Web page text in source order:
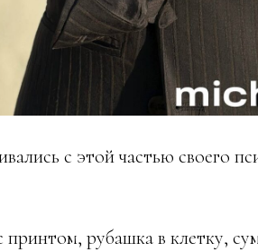
с этой частью своего
принтом, рубашка в клетку,